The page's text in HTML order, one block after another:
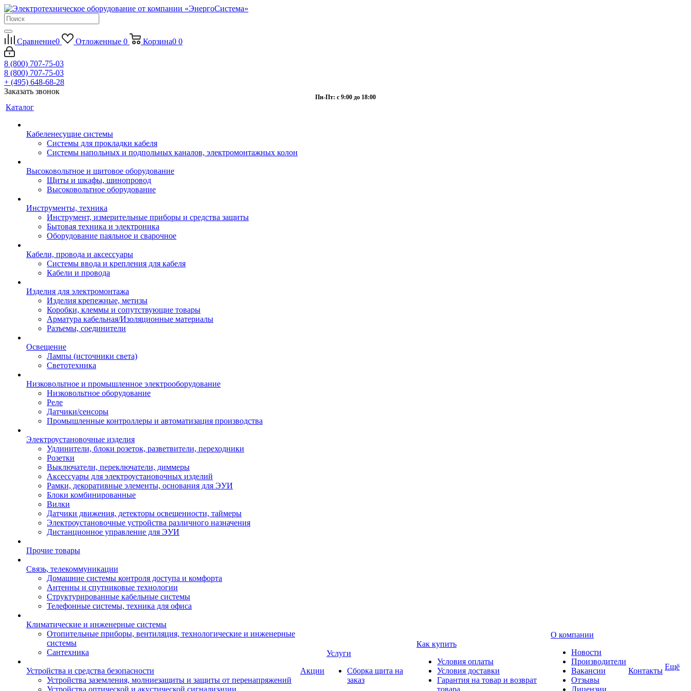
Сравнение0 Отложенные 0 Корзина0 0
8 (800) 707-75-03
8 (800) 707-75-03
+ (495) 648-68-28
Заказать звонок
Пн-Пт: с 9:00 до 18:00
Каталог
Кабеленесущие системы
Системы для прокладки кабеля
Системы напольных и подпольных каналов, электромонтажных колон
Высоковольтное и щитовое оборудование
Щиты и шкафы, шинопровод
Высоковольтное оборудование
Инструменты, техника
Инструмент, измерительные приборы и средства защиты
Бытовая техника и электроника
Оборудование паяльное и сварочное
Кабели, провода и аксессуары
Системы ввода и крепления для кабеля
Кабели и провода
Изделия для электромонтажа
Изделия крепежные, метизы
Коробки, клеммы и сопутствующие товары
Арматура кабельная/Изоляционные материалы
Разъемы, соединители
Освещение
Лампы (источники света)
Светотехника
Низковольтное и промышленное электрооборудование
Низковольтное оборудование
Реле
Датчики/сенсоры
Промышленные контроллеры и автоматизация производства
Электроустановочные изделия
Удлинители, блоки розеток, разветвители, переходники
Розетки
Выключатели, переключатели, диммеры
Аксессуары для электроустановочных изделий
Рамки, декоративные элементы, основания для ЭУИ
Блоки комбинированные
Вилки
Датчики движения, детекторы освещенности, таймеры
Электроустановочные устройства различного назначения
Дистанционное управление для ЭУИ
Прочие товары
Связь, телекоммуникации
Домашние системы контроля доступа и комфорта
Антенны и спутниковые технологии
Структурированные кабельные системы
Телефонные системы, техника для офиса
Климатические и инженерные системы
Отопительные приборы, вентиляция, технологические и инженерные
системы
Сантехника
Устройства и средства безопасности
Устройства заземления, молниезащиты и защиты от перенапряжений
Устройства оптической и акустической сигнализации
Акции
Услуги
Сборка щита на
заказ
Как купить
Условия оплаты
Условия доставки
Гарантия на товар и возврат
товара
О компании
Новости
Производители
Вакансии
Отзывы
Лицензии
Контакты Ещё